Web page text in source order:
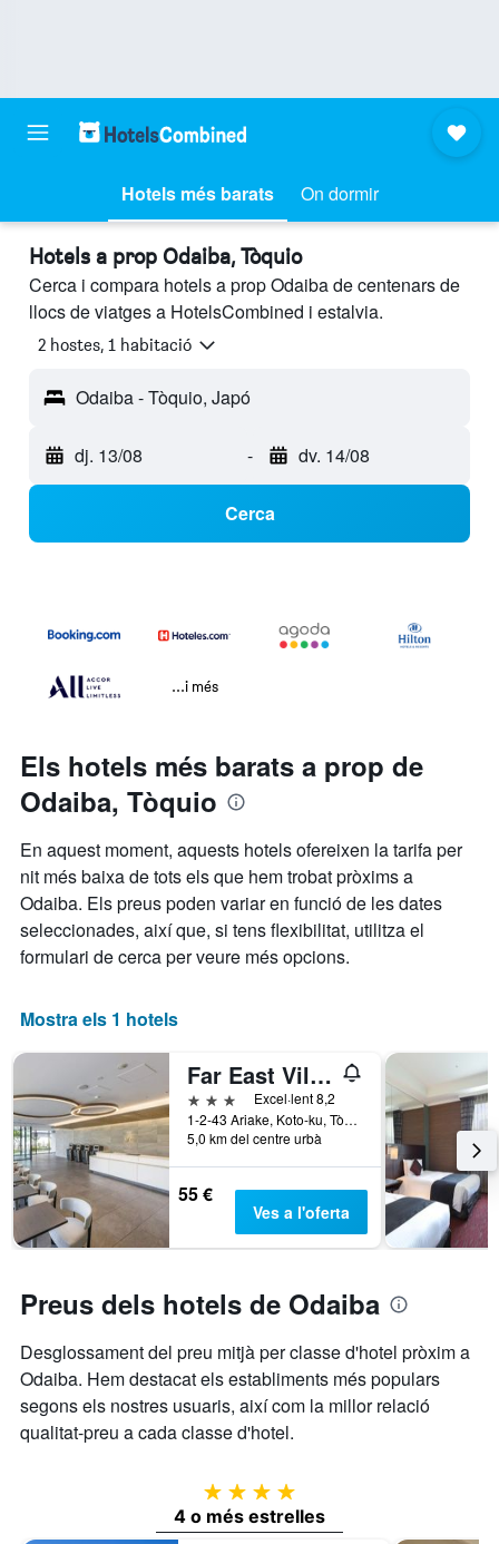
Hotels més barats On dormir
Hotels a prop Odaiba, Tòquio
Cerca i compara hotels a prop Odaiba de centenars de
llocs de viatges a HotelsCombined i estalvia.
2 hostes, 1 habitació
Odaiba - Tòquio, Japó
dj. 13/08 - dv. 14/08
Cerca
...i més
Els hotels més barats a prop de
Odaiba, Tòquio
En aquest moment, aquests hotels ofereixen la tarifa per
nit més baixa de tots els que hem trobat pròxims a
Odaiba. Els preus poden variar en funció de les dates
seleccionades, així que, si tens flexibilitat, utilitza el
formulari de cerca per veure més opcions.
Mostra els 1 hotels
Far East Village Hotel Ariake, Tokyo
3 estrellesExcel·lent 8,2
1-2-43 Ariake, Koto-ku, Tòquio, Japó
5,0 km del centre urbà
55 €
Ves a l'oferta
Preus dels hotels de Odaiba
Desglossament del preu mitjà per classe d'hotel pròxim a
Odaiba. Hem destacat els establiments més populars
segons els nostres usuaris, així com la millor relació
qualitat-preu a cada classe d'hotel.
4 estrelles
4 o més estrelles